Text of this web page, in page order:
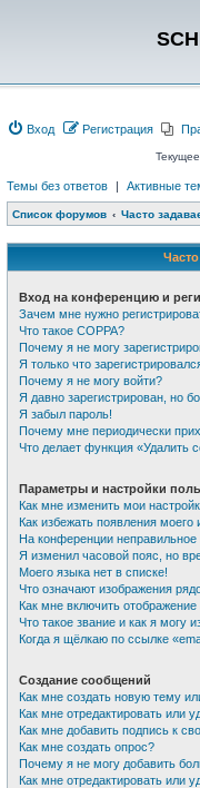
Вход Регистрация
Темы без ответов | Активные
Список форумов Часто
Вход на конференцию и
Зачем мне нужно
Что такое COPPA?
Почему я не могу
Я только что
Почему я не могу войти?
Я давно зарегистрирован, но
Я забыл пароль!
Почему мне периодически
Что делает функция «Удалить
Параметры и настройки
Как мне изменить мои
Как избежать появления
На конференции неправильное
Я изменил часовой пояс, но
Моего языка нет в списке!
Что означают изображения
Как мне включить
Что такое звание и как я могу
Когда я щёлкаю по ссылке
Создание сообщений
Как мне создать новую тему
Как мне отредактировать или
Как мне добавить подпись к
Как мне создать опрос?
Почему я не могу добавить
Как мне отредактировать или